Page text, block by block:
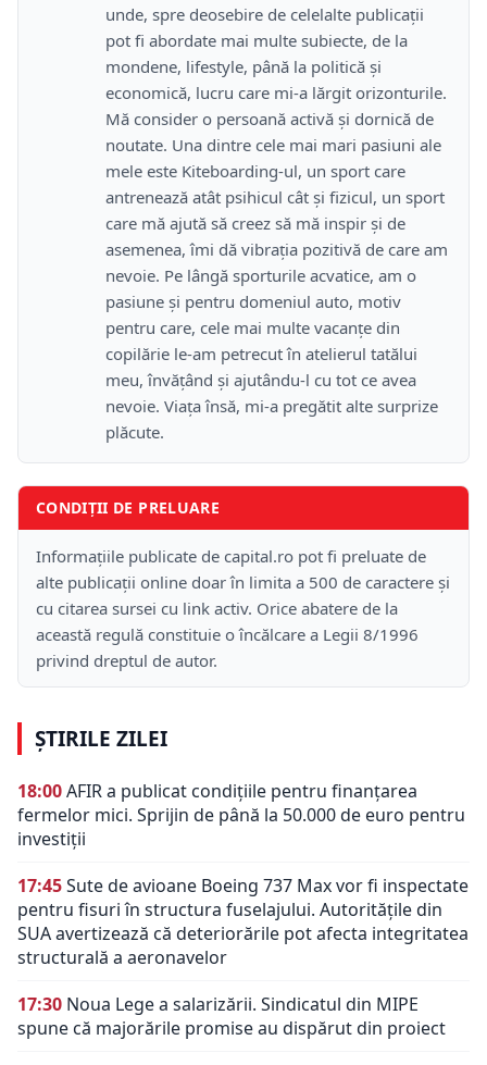
unde, spre deosebire de celelalte publicații
pot fi abordate mai multe subiecte, de la
mondene, lifestyle, până la politică și
economică, lucru care mi-a lărgit orizonturile.
Mă consider o persoană activă și dornică de
noutate. Una dintre cele mai mari pasiuni ale
mele este Kiteboarding-ul, un sport care
antrenează atât psihicul cât și fizicul, un sport
care mă ajută să creez să mă inspir și de
asemenea, îmi dă vibrația pozitivă de care am
nevoie. Pe lângă sporturile acvatice, am o
pasiune și pentru domeniul auto, motiv
pentru care, cele mai multe vacanțe din
copilărie le-am petrecut în atelierul tatălui
meu, învățând și ajutându-l cu tot ce avea
nevoie. Viața însă, mi-a pregătit alte surprize
plăcute.
CONDIȚII DE PRELUARE
Informațiile publicate de capital.ro pot fi preluate de
alte publicații online doar în limita a 500 de caractere și
cu citarea sursei cu link activ. Orice abatere de la
această regulă constituie o încălcare a Legii 8/1996
privind dreptul de autor.
ȘTIRILE ZILEI
18:00AFIR a publicat condițiile pentru finanțarea
fermelor mici. Sprijin de până la 50.000 de euro pentru
investiții
17:45Sute de avioane Boeing 737 Max vor fi inspectate
pentru fisuri în structura fuselajului. Autoritățile din
SUA avertizează că deteriorările pot afecta integritatea
structurală a aeronavelor
17:30 Noua Lege a salarizării. Sindicatul din MIPE
spune că majorările promise au dispărut din proiect